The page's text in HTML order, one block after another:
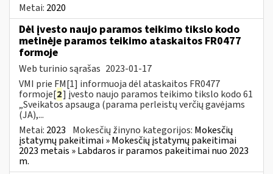
Metai: 2020
Dėl įvesto naujo paramos teikimo tikslo kodo
metinėje paramos teikimo ataskaitos FR0477
formoje
Web turinio sąrašas 2023-01-17
VMI prie FM[1] informuoja dėl ataskaitos FR0477
formoje[2] įvesto naujo paramos teikimo tikslo kodo 61
„Sveikatos apsauga (parama perleistų verčių gavėjams
(JA),...
Metai: 2023 Mokesčių žinyno kategorijos: Mokesčių
įstatymų pakeitimai » Mokesčių įstatymų pakeitimai
2023 metais » Labdaros ir paramos pakeitimai nuo 2023
m.